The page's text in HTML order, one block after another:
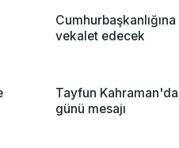
vekalet edecek
Tayfun
günü mesajı